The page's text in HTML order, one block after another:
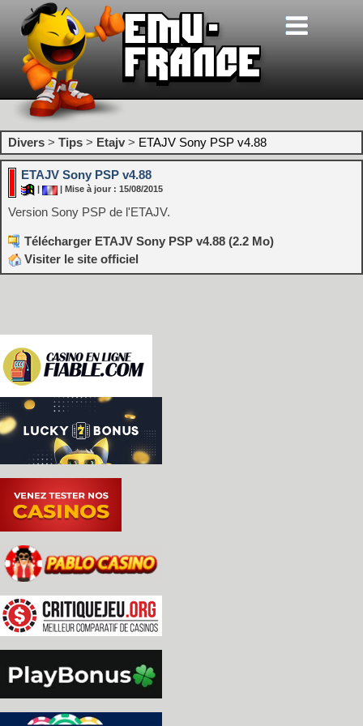
Divers > Tips > Etajv > ETAJV Sony PSP v4.88
ETAJV Sony PSP v4.88
| Mise à jour : 15/08/2015
Version Sony PSP de l'ETAJV.
Télécharger ETAJV Sony PSP v4.88 (2.2 Mo)
Visiter le site officiel